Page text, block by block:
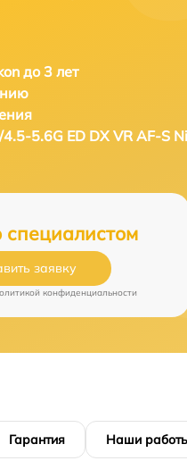
до 3 лет
5.6G ED DX VR AF-S
специалистом
заявку
конфиденциальности
Гарантия Наши